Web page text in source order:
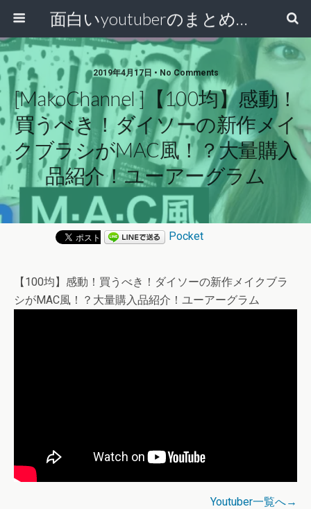
面白いyoutuberのまとめ動画
2019年4月17日 • No Comments
[MakoChannel ]【100均】感動！
買うべき！ダイソーの新作メイ
クブラシがMAC風！？大量購入
品紹介！ユーアーグラム
Pocket
【100均】感動！買うべき！ダイソーの新作メイクブラ
シがMAC風！？大量購入品紹介！ユーアーグラム
Youtuber一覧へ→